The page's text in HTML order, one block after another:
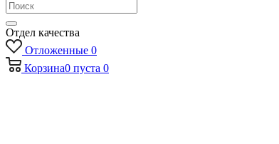
Отдел качества
Отложенные 0
Корзина0 пуста 0